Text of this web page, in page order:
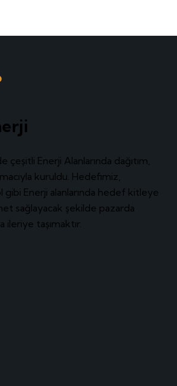
çeşitli Enerji Alanlarında dağıtım,
kuruldu. Hedefimiz,
Enerji alanlarında hedef kitleye
sağlayacak şekilde pazarda
ileriye taşımaktır.